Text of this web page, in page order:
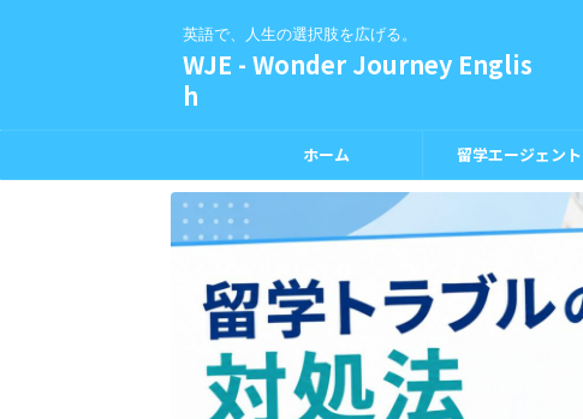
英語で、人生の選択肢を広げる。
WJE - Wonder Journey Englis
h
ホーム 留学エージェント